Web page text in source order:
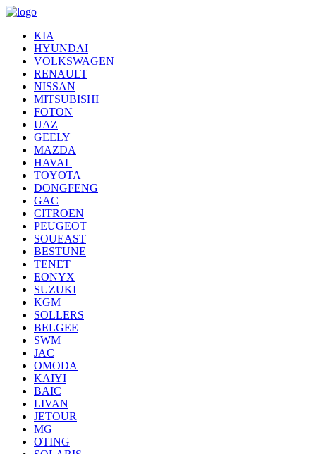
KIA
HYUNDAI
VOLKSWAGEN
RENAULT
NISSAN
MITSUBISHI
FOTON
UAZ
GEELY
MAZDA
HAVAL
TOYOTA
DONGFENG
GAC
CITROEN
PEUGEOT
SOUEAST
BESTUNE
TENET
EONYX
SUZUKI
KGM
SOLLERS
BELGEE
SWM
JAC
OMODA
KAIYI
BAIC
LIVAN
JETOUR
MG
OTING